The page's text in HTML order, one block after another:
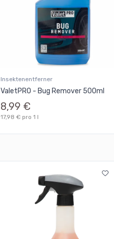
Insektenentferner
ValetPRO - Bug Remover 500ml
8,99 €
17,98 € pro 1 l